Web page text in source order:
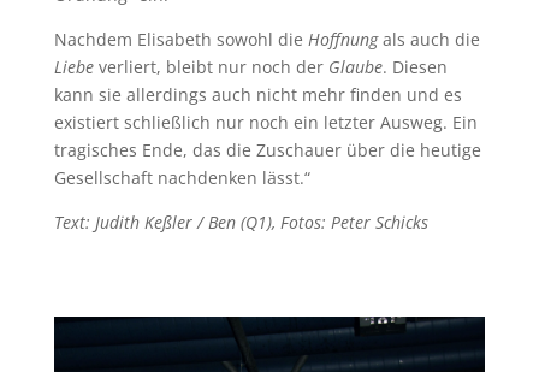
Nachdem Elisabeth sowohl die Hoffnungals auch die
Liebe verliert, bleibt nur noch der Glaube. Diesen
kann sie allerdings auch nicht mehr finden und es
existiert schließlich nur noch ein letzter Ausweg. Ein
tragisches Ende, das die Zuschauer über die heutige
Gesellschaft nachdenken lässt.“
Text: Judith Keßler / Ben (Q1), Fotos: Peter Schicks